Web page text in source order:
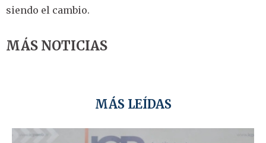
siendo el cambio.
MÁS NOTICIAS
MÁS LEÍDAS